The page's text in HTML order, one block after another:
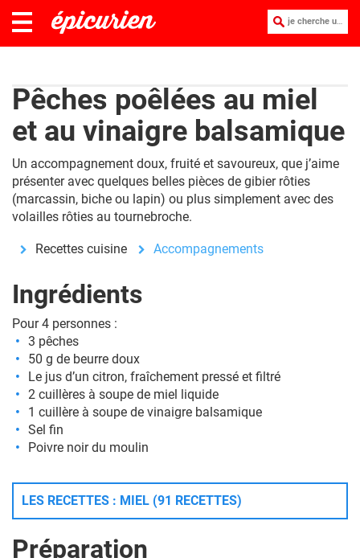
je cherche une recette :
Pêches poêlées au miel
et au vinaigre balsamique
Un accompagnement doux, fruité et savoureux, que j’aime
présenter avec quelques belles pièces de gibier rôties
(marcassin, biche ou lapin) ou plus simplement avec des
volailles rôties au tournebroche.
Recettes cuisine Accompagnements
Ingrédients
Pour 4 personnes :
3 pêches
50 g de beurre doux
Le jus d’un citron, fraîchement pressé et filtré
2 cuillères à soupe de miel liquide
1 cuillère à soupe de vinaigre balsamique
Sel fin
Poivre noir du moulin
LES RECETTES : MIEL (91 RECETTES)
Préparation